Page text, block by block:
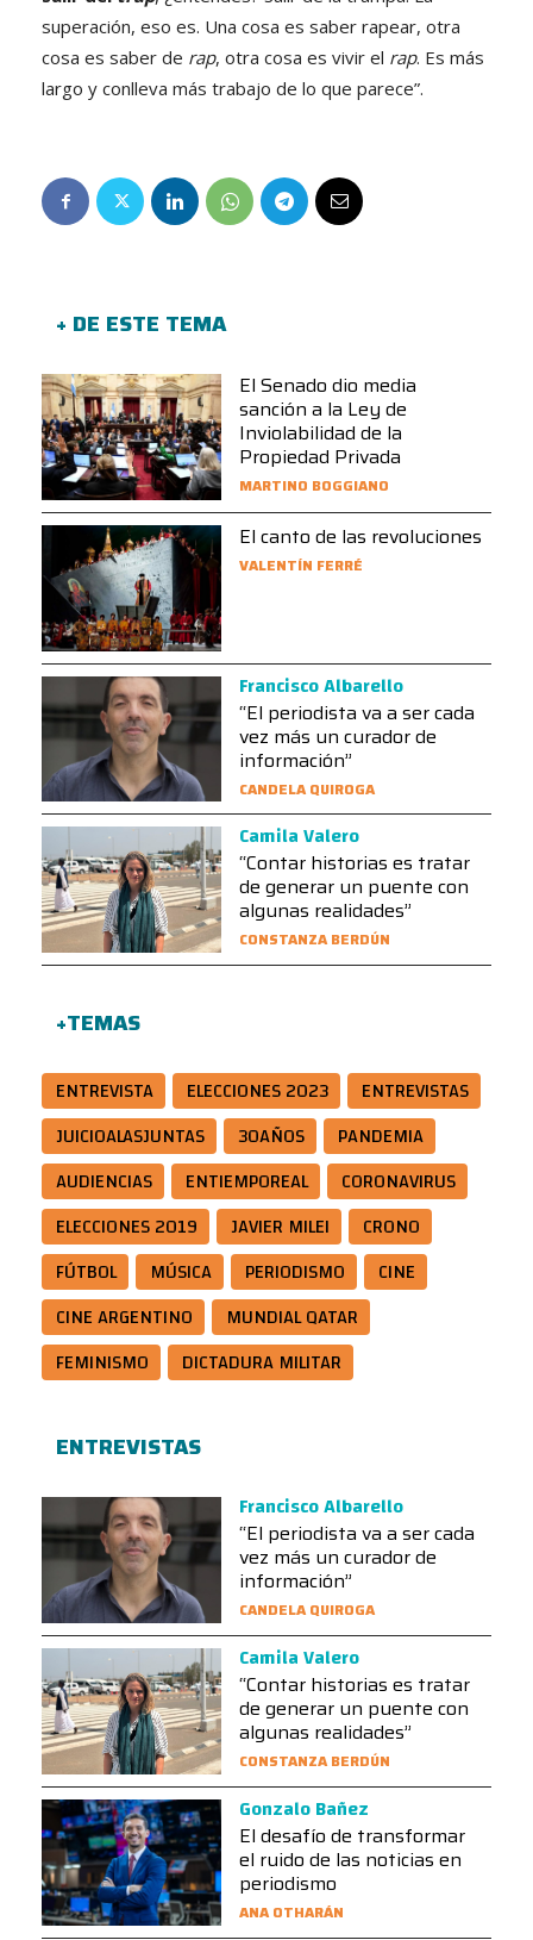
superación, eso es. Una cosa es saber rapear, otra
cosa es saber de rap, otra cosa es vivir el rap. Es más
largo y conlleva más trabajo de lo que parece”.
+ DE ESTE TEMA
El Senado dio media
sanción a la Ley de
Inviolabilidad de la
Propiedad Privada
MARTINO BOGGIANO
El canto de las revoluciones
VALENTÍN FERRÉ
Francisco Albarello
“El periodista va a ser cada
vez más un curador de
información”
CANDELA QUIROGA
Camila Valero
“Contar historias es tratar
de generar un puente con
algunas realidades”
CONSTANZA BERDÚN
+TEMAS
ENTREVISTA ELECCIONES 2023
ENTREVISTAS
JUICIOALASJUNTAS
30AÑOS
PANDEMIA
AUDIENCIAS
ENTIEMPOREAL
CORONAVIRUS
ELECCIONES 2019
JAVIER MILEI
CRONO
FÚTBOL
MÚSICA PERIODISMO
CINE
CINE ARGENTINO
MUNDIAL QATAR
FEMINISMO
DICTADURA MILITAR
ENTREVISTAS
Francisco Albarello
“El periodista va a ser cada
vez más un curador de
información”
CANDELA QUIROGA
Camila Valero
“Contar historias es tratar
de generar un puente con
algunas realidades”
CONSTANZA BERDÚN
Gonzalo Bañez
El desafío de transformar
el ruido de las noticias en
periodismo
ANA OTHARÁN